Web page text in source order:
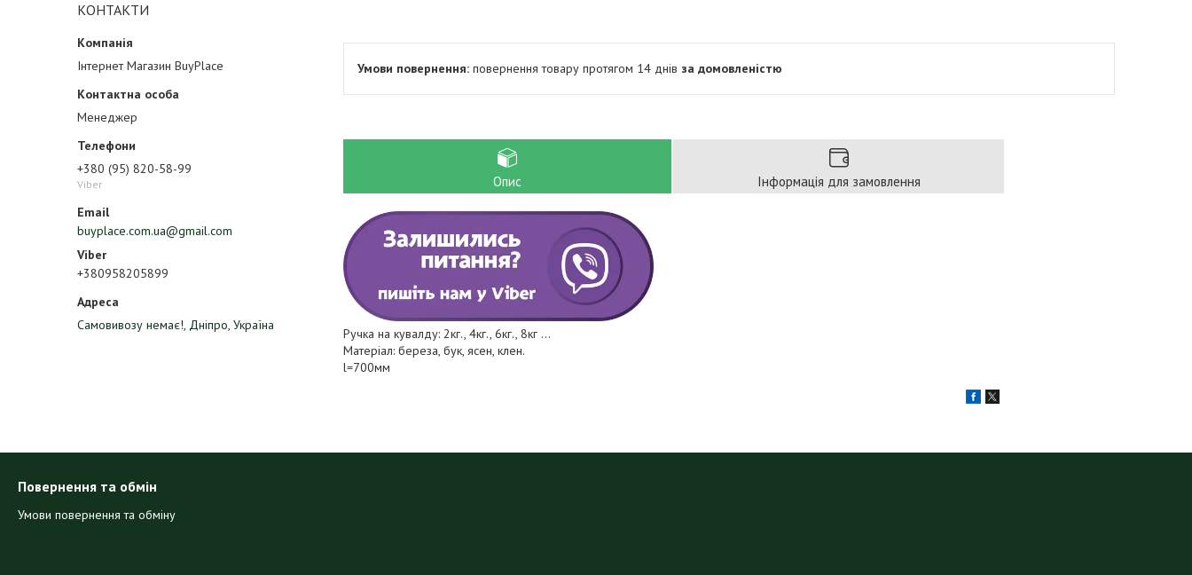
КОНТАКТИ
Інтернет Магазин BuyPlace
Менеджер
+380 (95) 820-58-99
Viber
buyplace.com.ua@gmail.com
+380958205899
Самовивозу немає!, Дніпро, Україна
повернення товару протягом 14 днів за домовленістю
Опис Інформація для замовлення
Ручка на кувалду: 2кг., 4кг., 6кг., 8кг ...
Матеріал: береза, бук, ясен, клен.
l=700мм
Повернення та обмін
Умови повернення та обміну